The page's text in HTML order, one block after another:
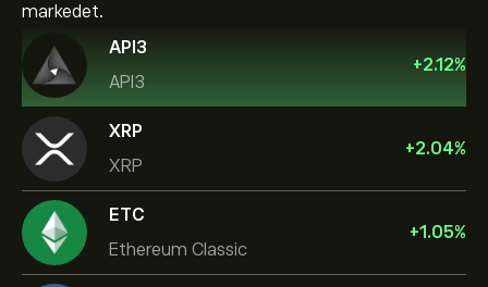
markedet.
API3
API3
+2.12%
XRP
XRP
+2.04%
ETC
Ethereum Classic
+1.05%